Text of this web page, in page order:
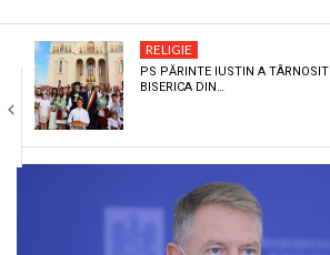
CULTURA
ECONOMIE
SANATATE
RELIGIE
PS PĂRINTE IUSTIN A TÂRNOSIT
BISERICA DIN…